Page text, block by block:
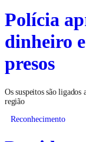
Polícia
dinheiro
presos
Os suspeitos são
região
Reconhecimento